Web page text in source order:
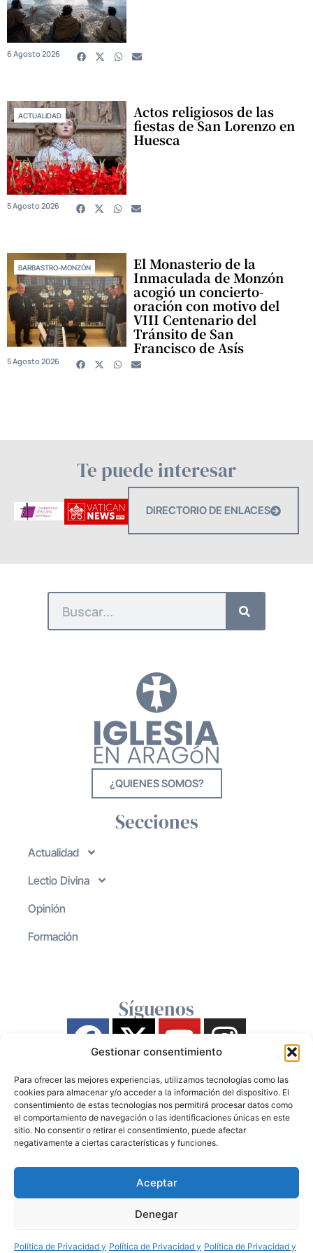
Gestionar consentimiento
Para ofrecer las mejores experiencias, utilizamos tecnologías como las
cookies para almacenar y/o acceder a la información del dispositivo. El
consentimiento de estas tecnologías nos permitirá procesar datos como
el comportamiento de navegación o las identificaciones únicas en este
sitio. No consentir o retirar el consentimiento, puede afectar
negativamente a ciertas características y funciones.
Aceptar
Denegar
Política de Privacidad y Política de Privacidad y Política de Privacidad y
6 Agosto 2026
ACTUALIDAD Actos religiosos de las
fiestas de San Lorenzo en
Huesca
5 Agosto 2026
BARBASTRO-MONZÓN El Monasterio de la
Inmaculada de Monzón
acogió un concierto-
oración con motivo del
VIII Centenario del
Tránsito de San
Francisco de Asís
5 Agosto 2026
Te puede interesar
DIRECTORIO DE ENLACES
¿QUIENES SOMOS?
Secciones
Actualidad
Lectio Divina
Opinión
Formación
Síguenos